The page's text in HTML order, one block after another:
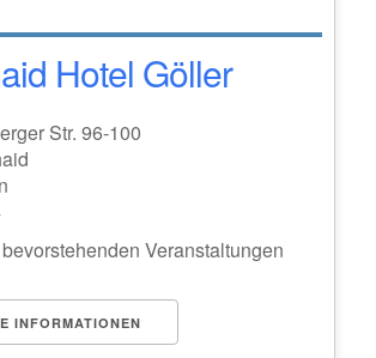
Hotel Göller
Str. 96-100
Veranstaltungen
INFORMATIONEN